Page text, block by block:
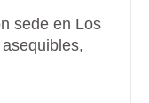
sede en Los